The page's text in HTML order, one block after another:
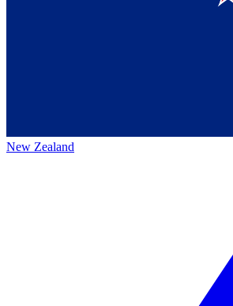
New Zealand